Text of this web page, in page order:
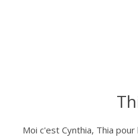
Moi c'est Cynthia, Thia